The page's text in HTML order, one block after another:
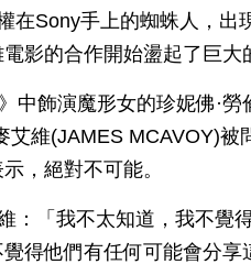
在Sony手上的蜘蛛人，出
影的合作開始盪起了巨大
中飾演魔形女的珍妮佛·
艾維(JAMES MCAVOY)
，絕對不可能。
：「我不太知道，我不覺
得他們有任何可能會分享